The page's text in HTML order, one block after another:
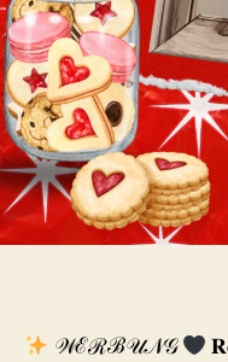
𝒲ℰℛℬ𝒰𝒩𝒢